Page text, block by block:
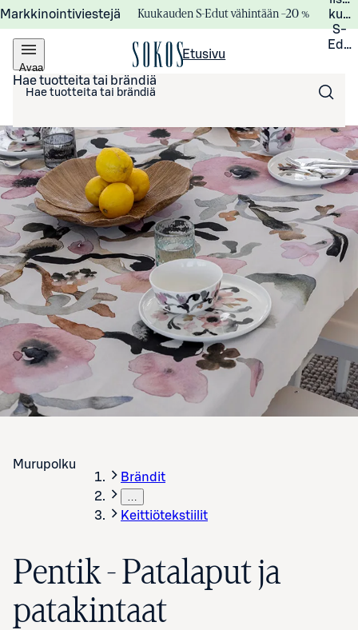
Markkinointiviestejä Kuukauden S-Edut vähintään –20 %
S-
Avaa
valikko
Etusivu
Hae tuotteita tai brändiä
Murupolku
Brändit
Keittiötekstiilit
Pentik - Patalaput ja
patakintaat